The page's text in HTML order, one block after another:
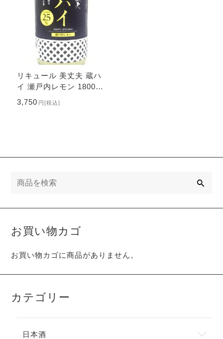
リキュール 美丈夫 蔵ハ
イ 瀬戸内レモン 1800m
l 【高知県 濱川商店】
3,750 円 [税込]
お買い物カゴ
お買い物カゴに商品がありません。
カテゴリー
日本酒